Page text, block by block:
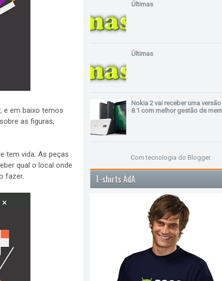
e em baixo temos
as figuras,
tem vida. As peças
qual o local onde
fazer.
Últimas
Últimas
Nokia 2 vai receber uma
8.1 com melhor gestão de
Com tecnologia do Blogger.
T-shirts AdA